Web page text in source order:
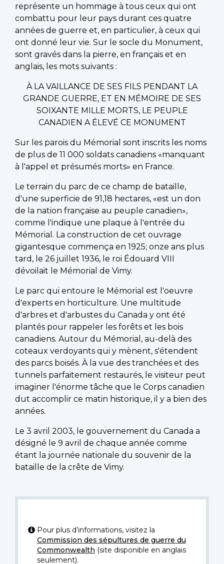
représente un hommage à tous ceux qui ont
combattu pour leur pays durant ces quatre
années de guerre et, en particulier, à ceux qui
ont donné leur vie. Sur le socle du Monument,
sont gravés dans la pierre, en français et en
anglais, les mots suivants :
À LA VAILLANCE DE SES FILS PENDANT LA
GRANDE GUERRE, ET EN MÉMOIRE DE SES
SOIXANTE MILLE MORTS, LE PEUPLE
CANADIEN A ÉLEVÉ CE MONUMENT
Sur les parois du Mémorial sont inscrits les noms
de plus de 11 000 soldats canadiens «manquant
à l'appel et présumés morts» en France.
Le terrain du parc de ce champ de bataille,
d'une superficie de 91,18 hectares, «est un don
de la nation française au peuple canadien»,
comme l'indique une plaque à l'entrée du
Mémorial. La construction de cet ouvrage
gigantesque commença en 1925; onze ans plus
tard, le 26 juillet 1936, le roi Édouard VIII
dévoilait le Mémorial de Vimy.
Le parc qui entoure le Mémorial est l'oeuvre
d'experts en horticulture. Une multitude
d'arbres et d'arbustes du Canada y ont été
plantés pour rappeler les forêts et les bois
canadiens. Autour du Mémorial, au-delà des
coteaux verdoyants qui y mènent, s'étendent
des parcs boisés. À la vue des tranchées et des
tunnels parfaitement restaurés, le visiteur peut
imaginer l'énorme tâche que le Corps canadien
dut accomplir ce matin historique, il y a bien des
années.
Le 3 avril 2003, le gouvernement du Canada a
désigné le 9 avril de chaque année comme
étant la journée nationale du souvenir de la
bataille de la crête de Vimy.
Pour plus d’informations, visitez la
Commission des sépultures de guerre du
Commonwealth (site disponible en anglais
seulement).